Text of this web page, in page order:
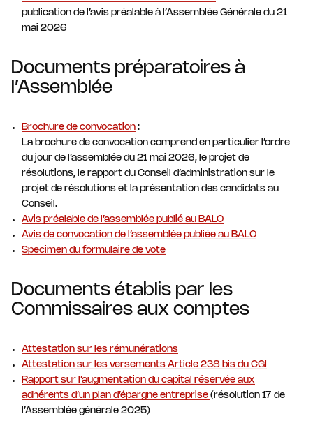
publication de l’avis préalable à l’Assemblée Générale du 21
mai 2026
Documents préparatoires à
l’Assemblée
Brochure de convocation :
La brochure de convocation comprend en particulier l’ordre
du jour de l’assemblée du 21 mai 2026, le projet de
résolutions, le rapport du Conseil d’administration sur le
projet de résolutions et la présentation des candidats au
Conseil.
Avis préalable de l’assemblée publié au BALO
Avis de convocation de l’assemblée publiée au BALO
Specimen du formulaire de vote
Documents établis par les
Commissaires aux comptes
Attestation sur les rémunérations
Attestation sur les versements Article 238 bis du CGI
Rapport sur l’augmentation du capital réservée aux
adhérents d’un plan d’épargne entreprise (résolution 17 de
l’Assemblée générale 2025)